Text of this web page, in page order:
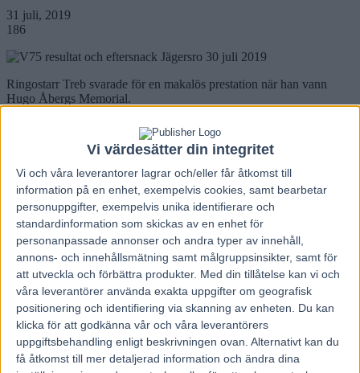
Vi värdesätter din integritet
Vi och våra leverantorer lagrar och/eller får åtkomst till
information på en enhet, exempelvis cookies, samt bearbetar
personuppgifter, exempelvis unika identifierare och
standardinformation som skickas av en enhet för
personanpassade annonser och andra typer av innehåll,
annons- och innehållsmätning samt målgruppsinsikter, samt för
att utveckla och förbättra produkter. Med din tillåtelse kan vi och
våra leverantörer använda exakta uppgifter om geografisk
positionering och identifiering via skanning av enheten. Du kan
klicka för att godkänna vår och våra leverantörers
uppgiftsbehandling enligt beskrivningen ovan. Alternativt kan du
få åtkomst till mer detaljerad information och ändra dina
31 juli, 2019
186
Ringostarr Treb svarade för en makalös prestation när han vann
Hugo Åbergs Memorial.
spurtande Propulsion som blev tvåa.
– Att han får vinna är fantastiskt. Han är en krigare, en champion, sa
tränaren Jerry Riordan.
Därmed sprack segersviten för Propulsion som jagade sin fjärde raka
triumf i Hugo Åbergs Memorial. Det stora sprinterloppet på Jägersro
över engelska milen blev en hejdundrande fartfest. Ringostarr Treb
öppnade blixtsnabbt från innerspåret och höll ledningen den första
biten. Men Erik Adielsson bakom Uza Josselyn ville annat och han
satsade stenhårt mot täten och pressade obarmhärtigt. Det blev en
våldsam inledning där första femhundra metrarna travades efter
1.05,5. Wim Paal bakom Ringostarr Tre blev tvungen att släppa när
Uza Josselyn tog över täten. Efter en bit i rygg på ledaren klev Wim
Paal ut i andraspår med Ringostarr Treb och tog utvändigt om
ledaren. Tätduon varvade på 1.09 och favoriten Propulsion satt långt
bak i fjärde par utvändigt och fick hästar framför sig när Örjan
Kihlström vred ut honom i spåren för angrepp dryga halvvarvet